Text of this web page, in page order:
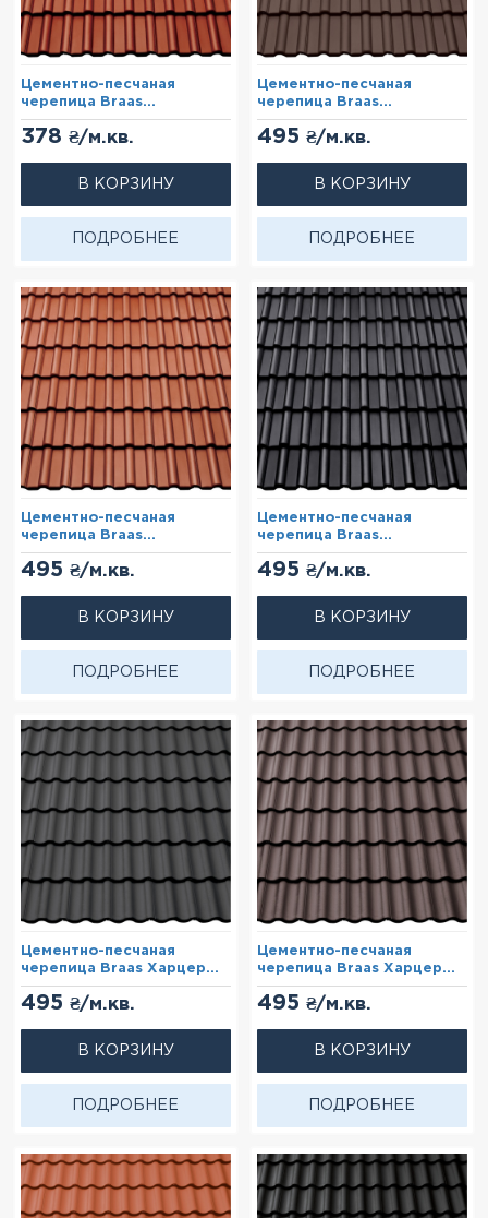
Цементно-песчаная
черепица Braas
Франкфурт Каштан (Cisar)
378 ₴/м.кв.
В КОРЗИНУ
ПОДРОБНЕЕ
Цементно-песчаная
черепица Braas
Франкфурт Коричневый
(Lumino)
495 ₴/м.кв.
В КОРЗИНУ
ПОДРОБНЕЕ
Цементно-песчаная
черепица Braas
Франкфурт Красный
(Cisar)
495 ₴/м.кв.
В КОРЗИНУ
ПОДРОБНЕЕ
Цементно-песчаная
черепица Braas
Франкфурт Черный
(Cisar)
495 ₴/м.кв.
В КОРЗИНУ
ПОДРОБНЕЕ
Цементно-песчаная
черепица Braas Харцер
Графит
495 ₴/м.кв.
В КОРЗИНУ
ПОДРОБНЕЕ
Цементно-песчаная
черепица Braas Харцер
Коричневый
495 ₴/м.кв.
В КОРЗИНУ
ПОДРОБНЕЕ